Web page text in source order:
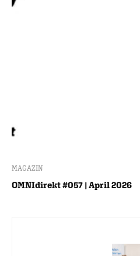
MAGAZIN
OMNIdirekt #057 | April 2026